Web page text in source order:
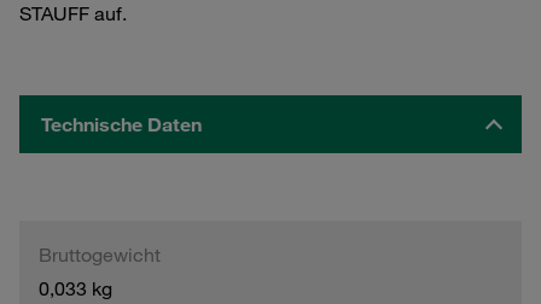
STAUFF auf.
Technische Daten
Bruttogewicht
0,033 kg